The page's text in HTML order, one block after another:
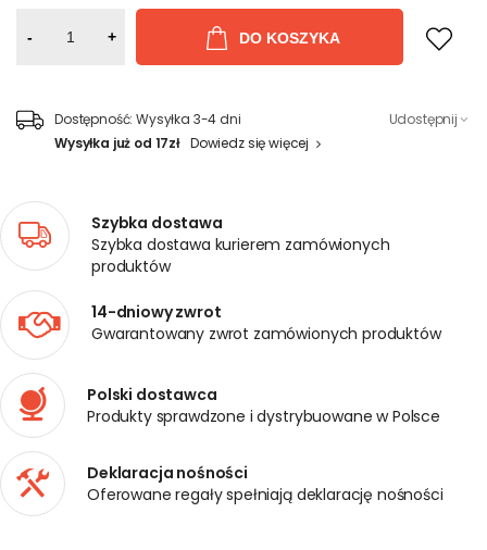
- + DO KOSZYKA
Dostępność: Wysyłka 3-4 dni
Wysyłka już od 17zł Dowiedz się więcej
Udostępnij
Szybka dostawa
Szybka dostawa kurierem zamówionych
produktów
14-dniowy zwrot
Gwarantowany zwrot zamówionych produktów
Polski dostawca
Produkty sprawdzone i dystrybuowane w Polsce
Deklaracja nośności
Oferowane regały spełniają deklarację nośności